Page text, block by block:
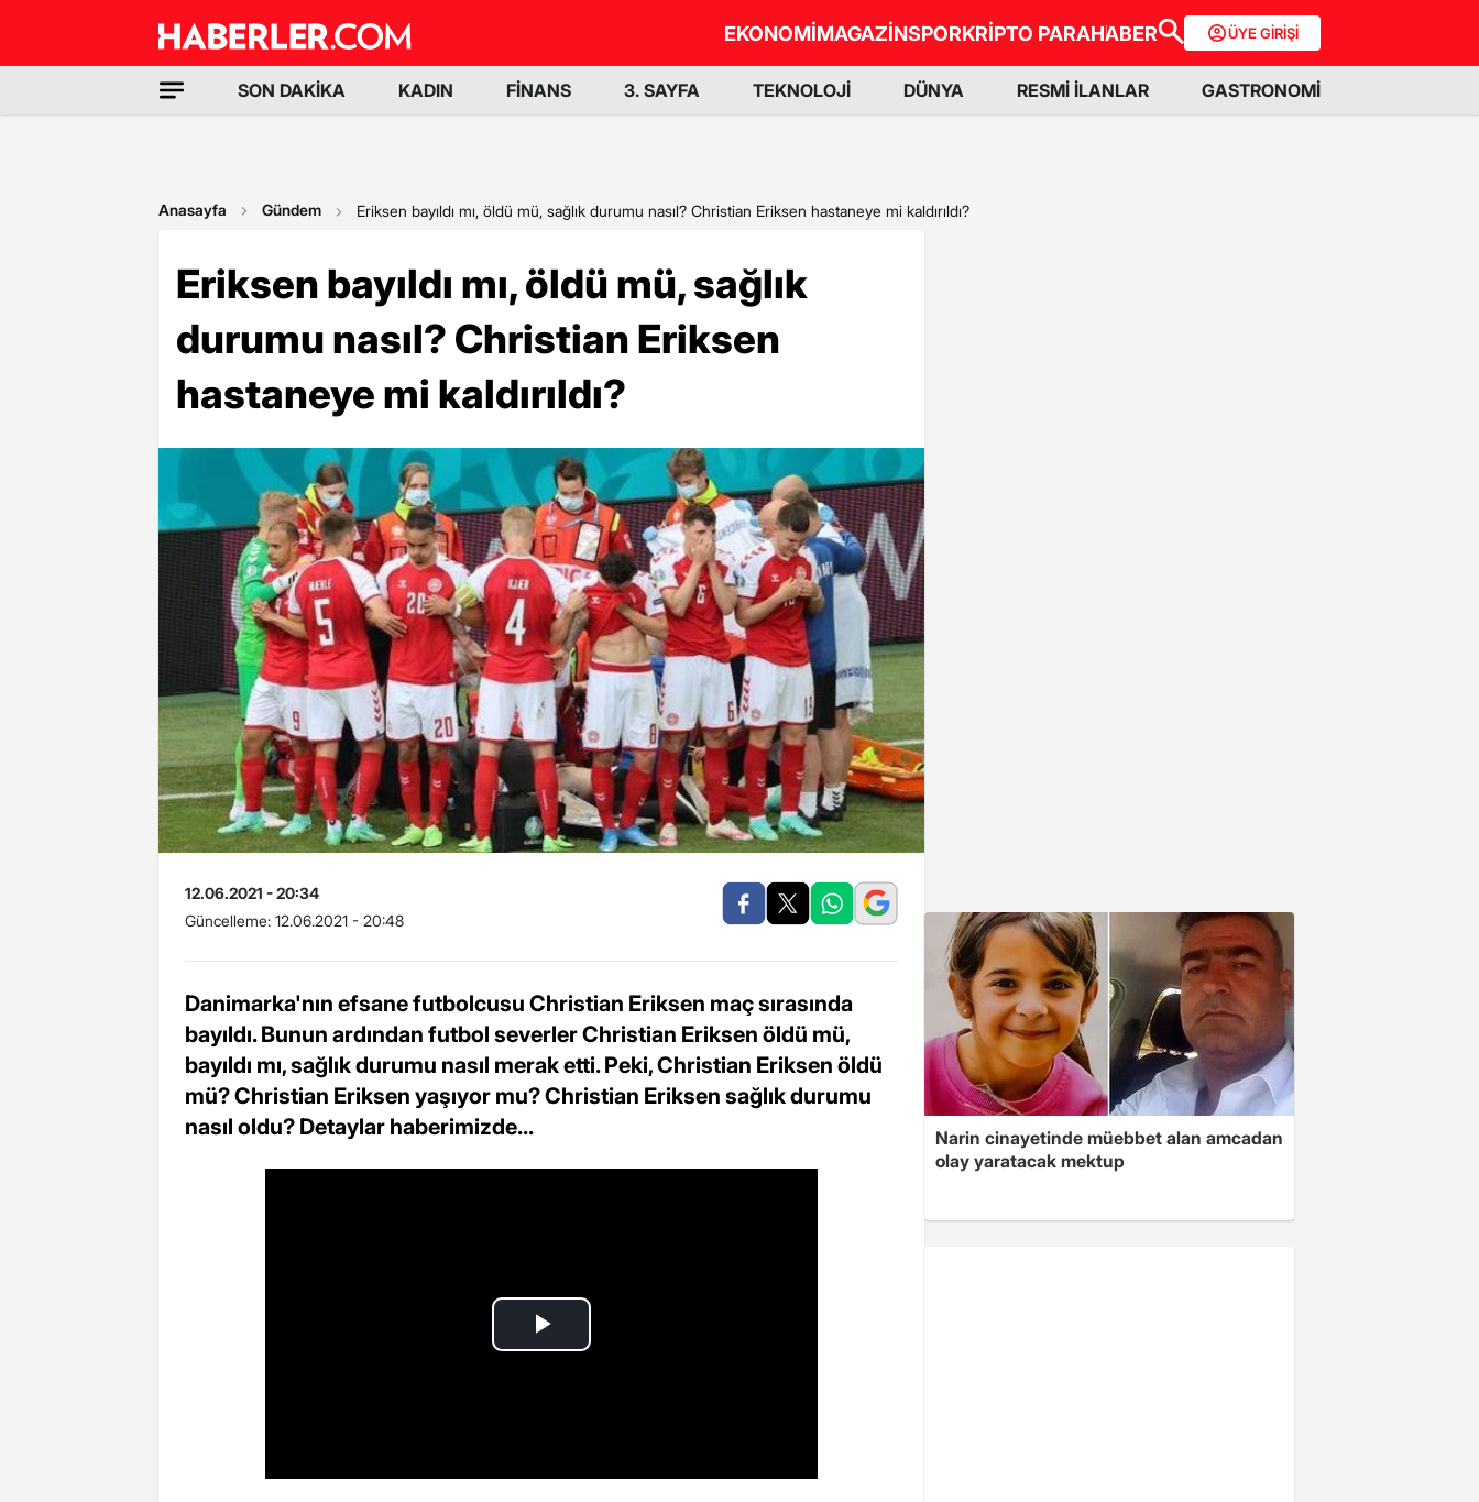
EKONOMİMAGAZİNSPORKRİPTO PARAHABER ÜYE GİRİŞİ
SON DAKİKA KADIN FİNANS 3. SAYFA TEKNOLOJİ DÜNYA RESMİ İLANLAR GASTRONOMİ
Anasayfa Gündem Eriksen bayıldı mı, öldü mü, sağlık durumu nasıl? Christian Eriksen hastaneye mi kaldırıldı?
Eriksen bayıldı mı, öldü mü, sağlık
durumu nasıl? Christian Eriksen
hastaneye mi kaldırıldı?
12.06.2021 - 20:34
Güncelleme: 12.06.2021 - 20:48
Danimarka'nın efsane futbolcusu Christian Eriksen maç sırasında
bayıldı. Bunun ardından futbol severler Christian Eriksen öldü mü,
bayıldı mı, sağlık durumu nasıl merak etti. Peki, Christian Eriksen öldü
mü? Christian Eriksen yaşıyor mu? Christian Eriksen sağlık durumu
nasıl oldu? Detaylar haberimizde...
Narin cinayetinde müebbet alan amcadan
olay yaratacak mektup